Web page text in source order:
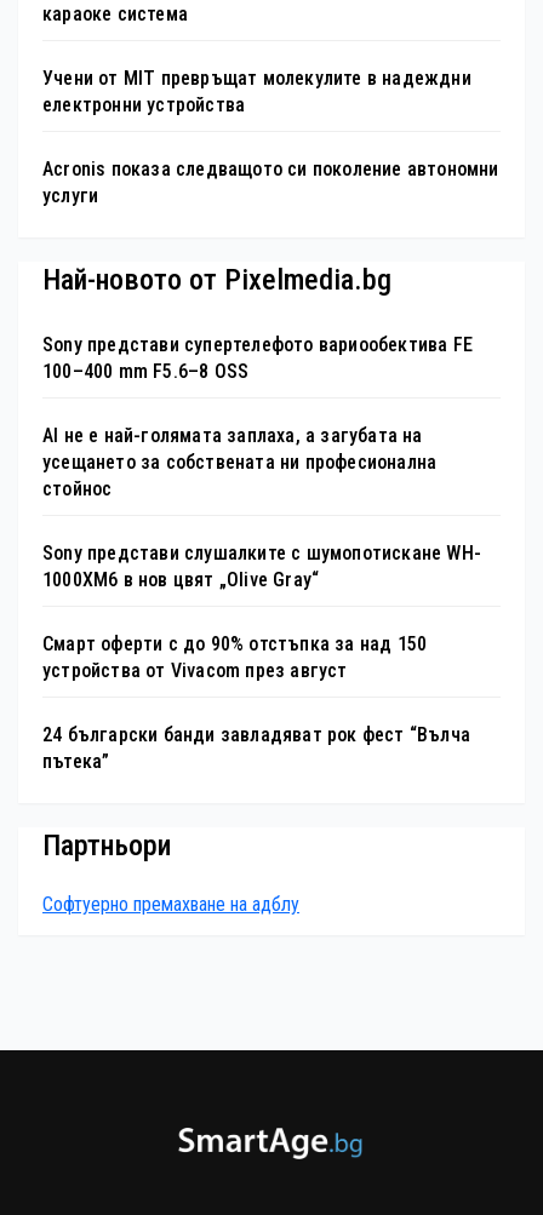
караоке система
Учени от MIT превръщат молекулите в надеждни
електронни устройства
Acronis показа следващото си поколение автономни
услуги
Най-новото от Pixelmedia.bg
Sony представи супертелефото вариообектива FE
100–400 mm F5.6–8 OSS
AI не е най-голямата заплаха, а загубата на
усещането за собствената ни професионална
стойнос
Sony представи слушалките с шумопотискане WH-
1000XM6 в нов цвят „Olive Gray“
Смарт оферти с до 90% отстъпка за над 150
устройства от Vivacom през август
24 български банди завладяват рок фест “Вълча
пътека”
Партньори
Софтуерно премахване на адблу